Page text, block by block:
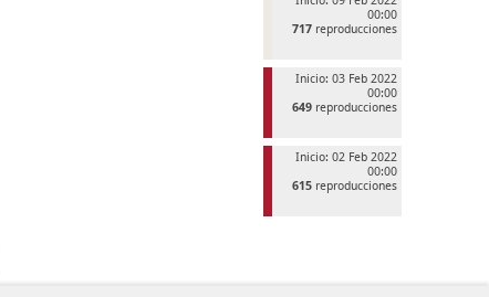
00:00
717 reproducciones
Inicio: 03 Feb 2022
00:00
649 reproducciones
Inicio: 02 Feb 2022
00:00
615 reproducciones